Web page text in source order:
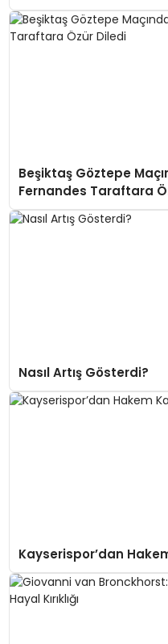
Beşiktaş Göztepe
Fernandes Taraftara
Nasıl Artış Gösterdi?
Kayserispor’dan